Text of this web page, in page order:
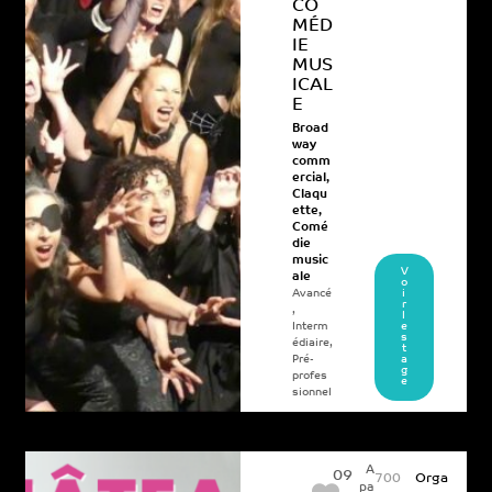
CO
MÉD
IE
MUS
ICAL
E
Broad
way
comm
ercial,
Claqu
ette,
Comé
die
music
ale
Avancé
,
Interm
édiaire,
Pré-
profes
sionnel
V
o
i
r
l
e
s
t
a
g
e
09
A
pa
700 Orga